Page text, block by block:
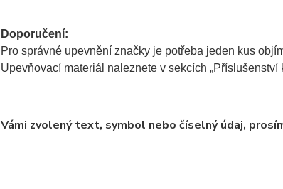
Doporučení:
Pro správné upevnění značky je potřeba jeden kus
Upevňovací materiál naleznete v sekcích „Příslušenství
Vámi zvolený text, symbol nebo číselný údaj,